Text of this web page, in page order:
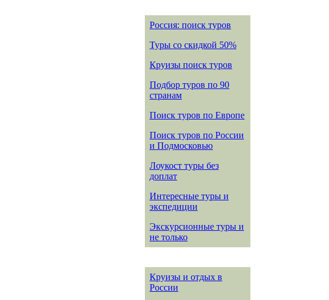
Россия: поиск туров
Туры со скидкой 50%
Круизы поиск туров
Подбор туров по 90
странам
Поиск туров по Европе
Поиск туров по России
и Подмосковью
Лоукост туры без
доплат
Интересные туры и
экспедиции
Экскурсионные туры и
не только
Круизы и отдых в
России